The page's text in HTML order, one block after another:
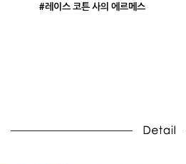
#레이스 코튼 사의 에르메스